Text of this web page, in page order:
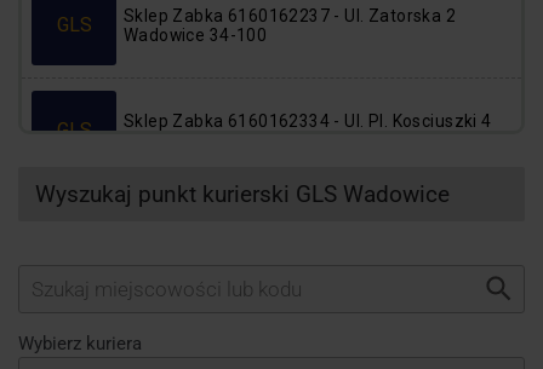
Wyszukaj punkt kurierski GLS Wadowice
Wybierz kuriera